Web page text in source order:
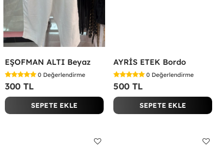
EŞOFMAN ALTI Beyaz
0 Değerlendirme
300 TL
SEPETE EKLE
AYRİS ETEK Bordo
0 Değerlendirme
500 TL
SEPETE EKLE